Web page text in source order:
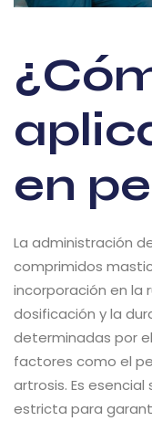
en
La administración
comprimidos
incorporación en la
dosificación y la
determinadas por
factores como el
artrosis. Es
estricta para